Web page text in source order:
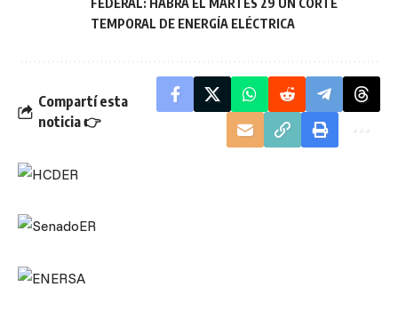
FEDERAL: HABRÁ EL MARTES 29 UN CORTE
TEMPORAL DE ENERGÍA ELÉCTRICA
Compartí esta
noticia 👉